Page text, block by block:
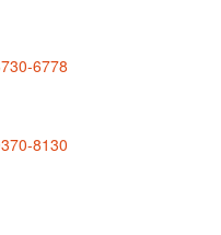
6778
8130